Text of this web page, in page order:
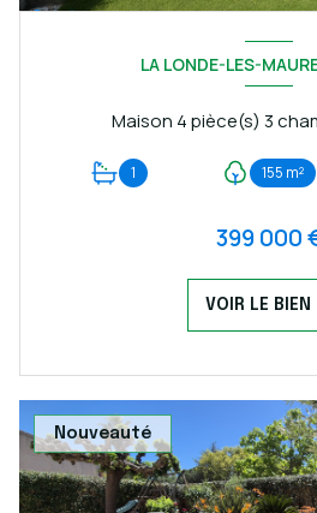
LA LONDE-LES-
1 155 m²
399 000
VOIR LE BIEN
Nouveauté